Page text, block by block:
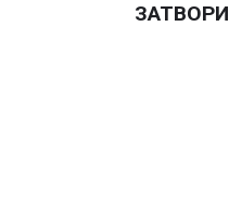
ЗАТВОРИ